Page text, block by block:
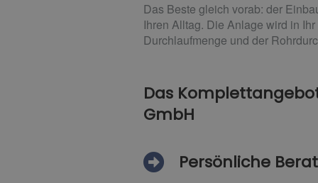
Das Beste gleich vorab: der
Ihren Alltag. Die Anlage wird in
Durchlaufmenge und der
Das
GmbH
Persönliche